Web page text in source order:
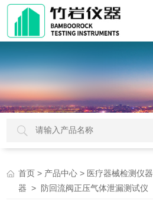
首页 > 产品中心 > 医疗器械检测仪器
器 > 防回流阀正压气体泄漏测试仪